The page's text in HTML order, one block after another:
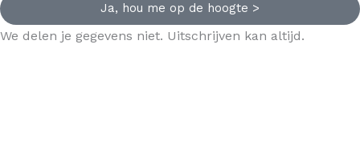
Ja, hou me op de hoogte >
We delen je gegevens niet. Uitschrijven kan altijd.